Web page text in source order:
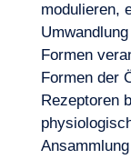
modulieren,
Formen
Formen der
Rezeptoren